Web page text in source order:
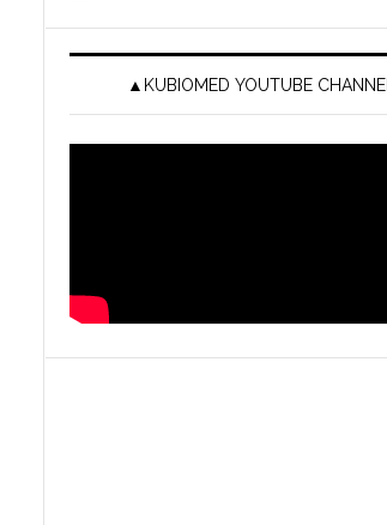
▲KUBIOMED YOUTUBE CHANNEL